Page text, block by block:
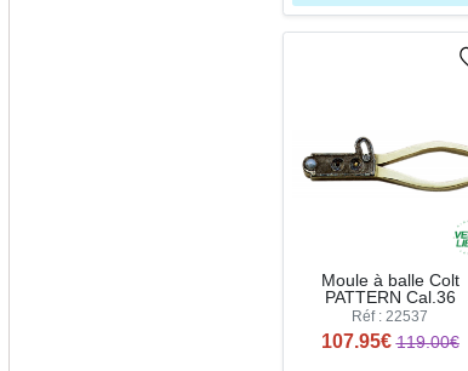
Moule à balle Colt
PATTERN Cal.36
Réf : 22537
107.95€ 119.00€